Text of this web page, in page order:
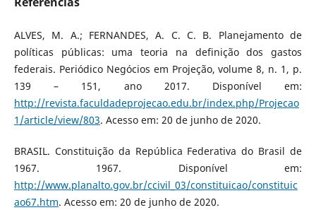
ALVES, M. A.; FERNANDES, A. C. C. B. Planejamento de
políticas públicas: uma teoria na definição dos gastos
federais. Periódico Negócios em Projeção, volume 8, n. 1, p.
139 – 151, ano 2017. Disponível em:
http://revista.faculdadeprojecao.edu.br/index.php/Projecao
1/article/view/803. Acesso em: 20 de junho de 2020.
BRASIL. Constituição da República Federativa do Brasil de
1967. 1967. Disponível em:
http://www.planalto.gov.br/ccivil_03/constituicao/constituic
ao67.htm. Acesso em: 20 de junho de 2020.